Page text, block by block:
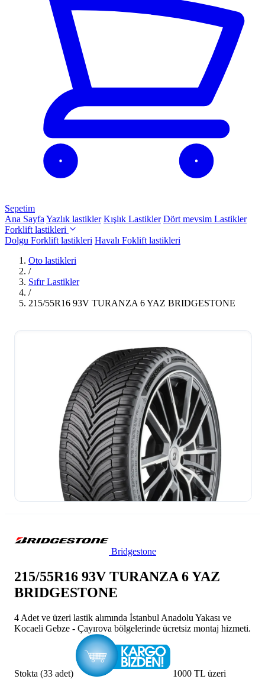
Sepetim
Ana Sayfa Yazlık lastikler Kışlık Lastikler Dört mevsim Lastikler
Forklift lastikleri
Dolgu Forklift lastikleri Havalı Foklift lastikleri
Oto lastikleri
/
Sıfır Lastikler
/
215/55R16 93V TURANZA 6 YAZ BRIDGESTONE
Bridgestone
215/55R16 93V TURANZA 6 YAZ
BRIDGESTONE
4 Adet ve üzeri lastik alımında İstanbul Anadolu Yakası ve
Kocaeli Gebze - Çayırova bölgelerinde ücretsiz montaj hizmeti.
Stokta (33 adet)
1000 TL üzeri